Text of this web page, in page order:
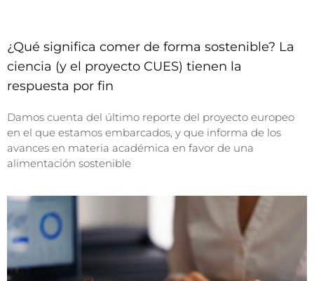
¿Qué significa comer de forma sostenible? La
ciencia (y el proyecto CUES) tienen la
respuesta por fin
Damos cuenta del último reporte del proyecto europeo
en el que estamos embarcados, y que informa de los
avances en materia académica en favor de una
alimentación sostenible